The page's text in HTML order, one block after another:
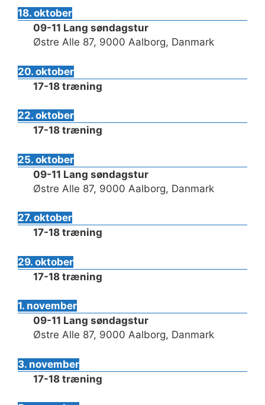
18. oktober
09-11 Lang søndagstur
Østre Alle 87, 9000 Aalborg, Danmark
20. oktober
17-18 træning
22. oktober
17-18 træning
25. oktober
09-11 Lang søndagstur
Østre Alle 87, 9000 Aalborg, Danmark
27. oktober
17-18 træning
29. oktober
17-18 træning
1. november
09-11 Lang søndagstur
Østre Alle 87, 9000 Aalborg, Danmark
3. november
17-18 træning